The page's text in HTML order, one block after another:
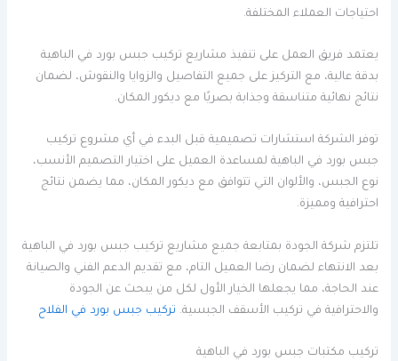
احتياجات العملاء المختلفة.
يعتمد فريق العمل على تنفيذ مشاريع تركيب جبس بورد في الباهية
بدقة عالية، مع التركيز على جميع التفاصيل والزوايا والنقوش، لضمان
نتائج نهائية متناسقة وجذابة بصريًا مع ديكور المكان.
توفر الشركة استشارات تصميمية قبل البدء في أي مشروع تركيب
جبس بورد في الباهية لمساعدة العميل على اختيار التصميم الأنسب،
نوع الجبس، والألوان التي تتوافق مع ديكور المكان، مما يضمن نتائج
احترافية ومميزة.
تلتزم شركة الجودة بمتابعة جميع مشاريع تركيب جبس بورد في الباهية
بعد الانتهاء لضمان رضا العميل التام، مع تقديم الدعم الفني والصيانة
عند الحاجة، مما يجعلها الخيار الأول لكل من يبحث عن الجودة
والاحترافية في تركيب الأسقف الجبسية. تركيب جبس بورد في الفلاح
تركيب مكتبات جبس بورد في الباهية